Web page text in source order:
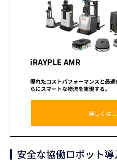
iRAYPLE AMR
優れたコストパフォーマンスと最適
らにスマートな物流を実現する。
詳しくは
安全な協働ロボット